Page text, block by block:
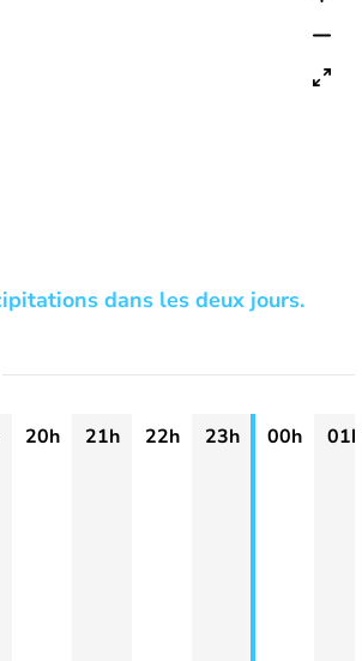
dans les deux jours.
20h 21h 22h 23h 00h
01h